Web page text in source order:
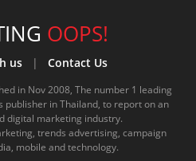
e
m
e
t
a
g
r
a
t
o
k
.
c
OOPS!
us| Contact Us
in Nov 2008, The number 1 leading
publisher in Thailand, to report on an
digital marketing industry.
trends advertising, campaign
mobile and technology.